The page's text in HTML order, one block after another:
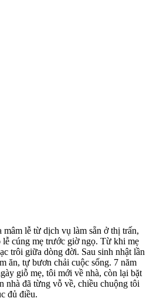
mâm lễ từ dịch vụ làm sẵn ở thị trấn,
lễ cúng mẹ trước giờ ngọ. Từ khi mẹ
trôi giữa dòng đời. Sau sinh nhật lần
ăn, tự bươn chải cuộc sống. 7 năm
giỗ mẹ, tôi mới về nhà, còn lại bặt
nhà đã từng vỗ về, chiều chuộng tôi
đủ điều.